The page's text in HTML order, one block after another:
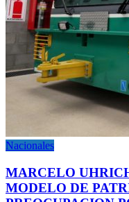
Nacionales
MARCELO
MODELO DE